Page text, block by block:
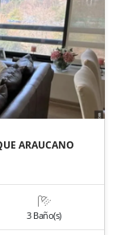
ARAUCANO
3 Baño(s)